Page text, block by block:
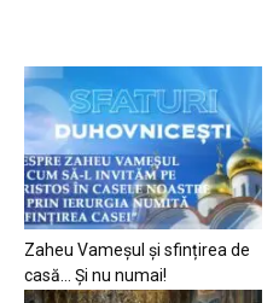
Zaheu Vameșul și sfințirea de
casă… Și nu numai!